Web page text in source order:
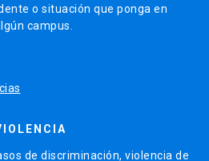
o situación que ponga en
campus.
de discriminación, violencia de